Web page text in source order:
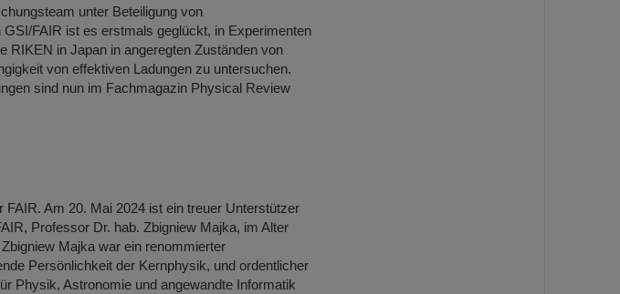
unter Beteiligung von
FAIR ist es erstmals geglückt, in Experimenten
RIKEN in Japan in angeregten Zuständen von
von effektiven Ladungen zu untersuchen.
sind nun im Fachmagazin Physical Review
FAIR. Am 20. Mai 2024 ist ein treuer Unterstützer
Professor Dr. hab. Zbigniew Majka, im Alter
Majka war ein renommierter
Persönlichkeit der Kernphysik, und ordentlicher
Physik, Astronomie und angewandte Informatik